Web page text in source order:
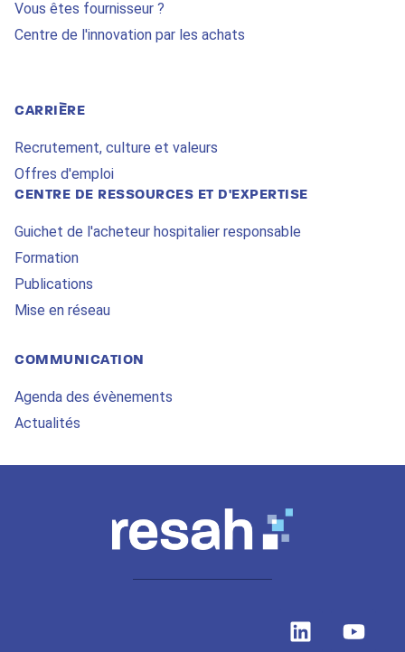
Vous êtes fournisseur ?
Centre de l'innovation par les achats
CARRIÈRE
Recrutement, culture et valeurs
Offres d'emploi
CENTRE DE RESSOURCES ET D'EXPERTISE
Guichet de l'acheteur hospitalier responsable
Formation
Publications
Mise en réseau
COMMUNICATION
Agenda des évènements
Actualités
L
i
Y
o